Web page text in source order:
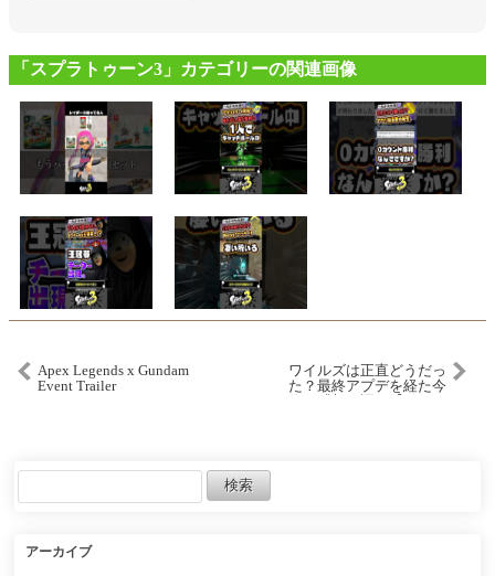
「スプラトゥーン3」カテゴリーの関連画像
Apex Legends x Gundam
Event Trailer
ワイルズは正直どうだっ
た？最終アプデを経た今
アーカイブ